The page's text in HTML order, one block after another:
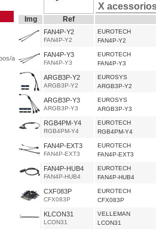
X
Img Ref
FAN4P-Y2
FAN4P-Y2
EUROTECH
FAN4P-Y2
FAN4P-Y3
FAN4P-Y3
EUROTECH
FAN4P-Y3
ARGB3P-Y2
ARGB3P-Y2
EUROSYS
ARGB3P-Y2
ARGB3P-Y3
ARGB3P-Y3
EUROSYS
ARGB3P-Y3
RGB4PM-Y4
RGB4PM-Y4
EUROTECH
RGB4PM-Y4
FAN4P-EXT3
FAN4P-EXT3
EUROTECH
FAN4P-EXT3
FAN4P-HUB4
FAN4P-HUB4
EUROTECH
FAN4P-HUB4
CXF083P
CFX083P
EUROTECH
CFX083P
KLCON31
LCON31
VELLEMAN
LCON31